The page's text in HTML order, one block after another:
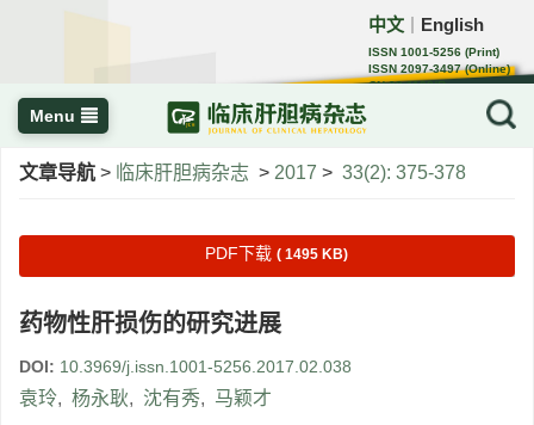
中文 English
ISSN 1001-5256 (Print)
ISSN 2097-3497 (Online)
CN 22-1108/R
Menu
文章导航 > 临床肝胆病杂志 > 2017 > 33(2): 375-378
PDF下载 ( 1495 KB)
药物性肝损伤的研究进展
DOI: 10.3969/j.issn.1001-5256.2017.02.038
袁玲, 杨永耿, 沈有秀, 马颖才